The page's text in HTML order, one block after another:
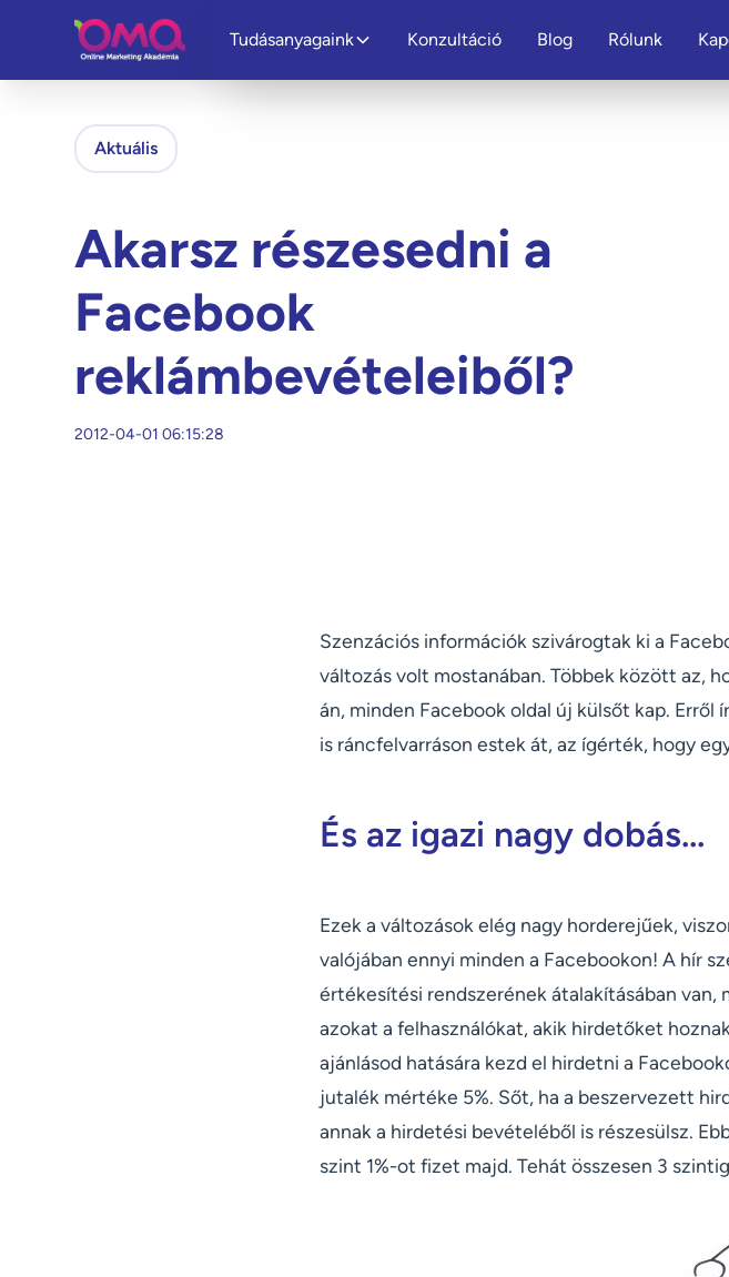
Tudásanyagaink Konzultáció Blog Rólunk
Aktuális
Akarsz részesedni a
Facebook
reklámbevételeiből?
2012-04-01 06:15:28
Szenzációs információk szivárogtak ki a
változás volt mostanában. Többek között az,
án, minden Facebook oldal új külsőt kap. Erről
is ráncfelvarráson estek át, az ígérték, hogy
És az igazi nagy dobás...
Ezek a változások elég nagy horderejűek,
valójában ennyi minden a Facebookon! A hír
értékesítési rendszerének átalakításában
azokat a felhasználókat, akik hirdetőket
ajánlásod hatására kezd el hirdetni a
jutalék mértéke 5%. Sőt, ha a beszervezett
annak a hirdetési bevételéből is részesülsz.
szint 1%-ot fizet majd. Tehát összesen 3